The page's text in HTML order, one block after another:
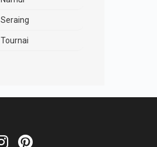
Seraing
Tournai